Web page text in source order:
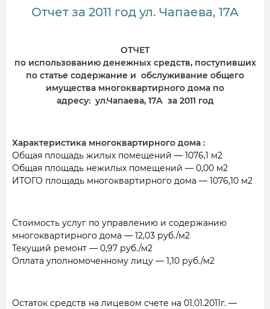
Отчет за 2011 год ул. Чапаева, 17А
ОТЧЕТ
по использованию денежных средств, поступивших
по статье содержание и обслуживание общего
имущества многоквартирного дома по
адресу: ул.Чапаева, 17А за 2011 год
Характеристика многоквартирного дома :
Общая площадь жилых помещений — 1076,1 м2
Общая площадь нежилых помещений — 0,00 м2
ИТОГО площадь многоквартирного дома — 1076,10 м2
Стоимость услуг по управлению и содержанию
многоквартирного дома — 12,03 руб./м2
Текущий ремонт — 0,97 руб./м2
Оплата уполномоченному лицу — 1,10 руб./м2
Остаток средств на лицевом счете на 01.01.2011г. —